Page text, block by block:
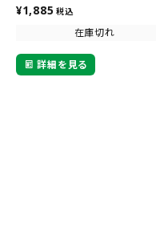
¥1,885 税込
在庫切れ
詳細を見る